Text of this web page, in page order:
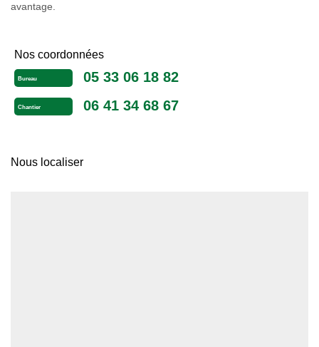
avantage.
Nos coordonnées
Bureau 05 33 06 18 82
Chantier 06 41 34 68 67
Nous localiser